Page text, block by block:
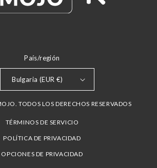
País/región
Bulgaria (EUR €)
TODOS LOS DERECHOS RESERVADOS
TÉRMINOS DE SERVICIO
POLÍTICA DE PRIVACIDAD
OPCIONES DE PRIVACIDAD